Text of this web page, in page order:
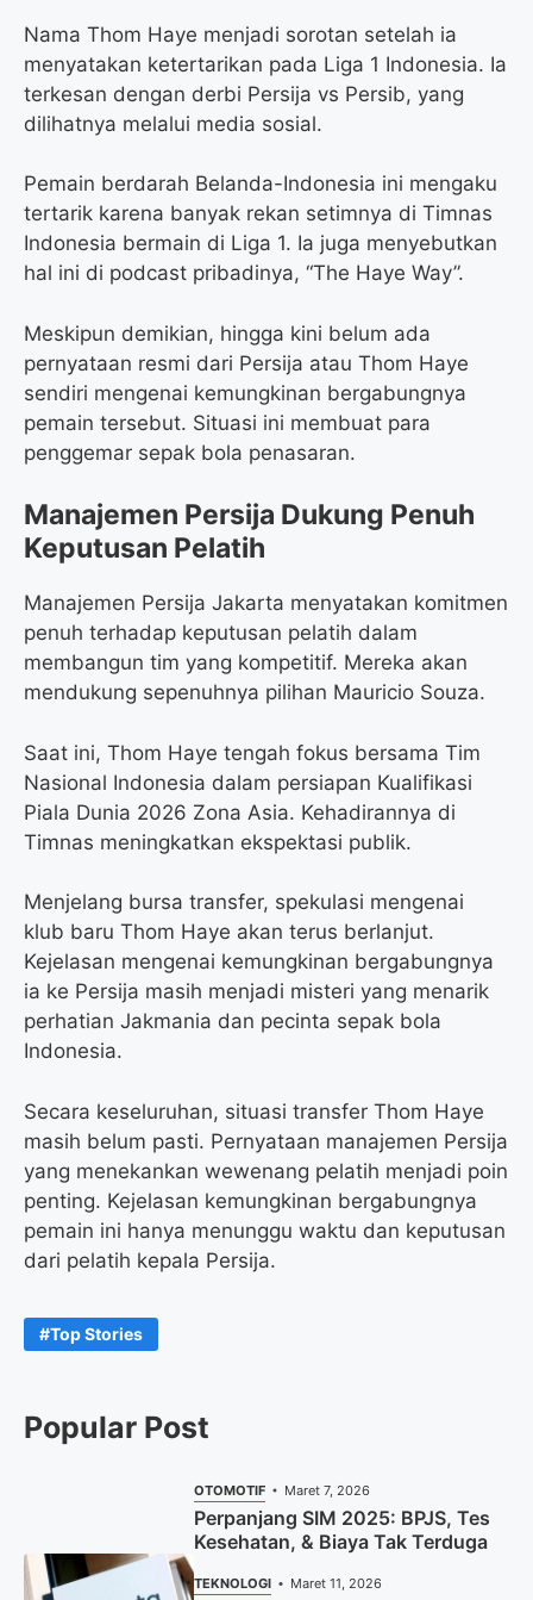
Nama Thom Haye menjadi sorotan setelah ia
menyatakan ketertarikan pada Liga 1 Indonesia. Ia
terkesan dengan derbi Persija vs Persib, yang
dilihatnya melalui media sosial.
Pemain berdarah Belanda-Indonesia ini mengaku
tertarik karena banyak rekan setimnya di Timnas
Indonesia bermain di Liga 1. Ia juga menyebutkan
hal ini di podcast pribadinya, “The Haye Way”.
Meskipun demikian, hingga kini belum ada
pernyataan resmi dari Persija atau Thom Haye
sendiri mengenai kemungkinan bergabungnya
pemain tersebut. Situasi ini membuat para
penggemar sepak bola penasaran.
Manajemen Persija Dukung Penuh
Keputusan Pelatih
Manajemen Persija Jakarta menyatakan komitmen
penuh terhadap keputusan pelatih dalam
membangun tim yang kompetitif. Mereka akan
mendukung sepenuhnya pilihan Mauricio Souza.
Saat ini, Thom Haye tengah fokus bersama Tim
Nasional Indonesia dalam persiapan Kualifikasi
Piala Dunia 2026 Zona Asia. Kehadirannya di
Timnas meningkatkan ekspektasi publik.
Menjelang bursa transfer, spekulasi mengenai
klub baru Thom Haye akan terus berlanjut.
Kejelasan mengenai kemungkinan bergabungnya
ia ke Persija masih menjadi misteri yang menarik
perhatian Jakmania dan pecinta sepak bola
Indonesia.
Secara keseluruhan, situasi transfer Thom Haye
masih belum pasti. Pernyataan manajemen Persija
yang menekankan wewenang pelatih menjadi poin
penting. Kejelasan kemungkinan bergabungnya
pemain ini hanya menunggu waktu dan keputusan
dari pelatih kepala Persija.
Top Stories
Popular Post
OTOMOTIF Maret 7, 2026
Perpanjang SIM 2025: BPJS, Tes
Kesehatan, & Biaya Tak Terduga
TEKNOLOGI Maret 11, 2026